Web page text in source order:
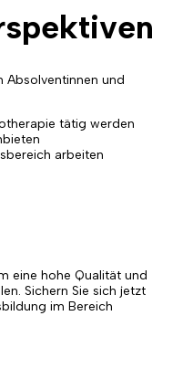
Absolventinnen und
tätig werden
arbeiten
eine hohe Qualität und
Sichern Sie sich jetzt
im Bereich